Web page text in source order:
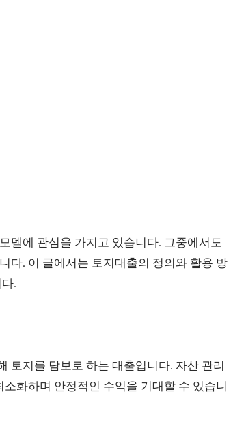
델에 관심을 가지고 있습니다. 그중에서도
다. 이 글에서는 토지대출의 정의와 활용 방
.
토지를 담보로 하는 대출입니다. 자산 관리
화하며 안정적인 수익을 기대할 수 있습니